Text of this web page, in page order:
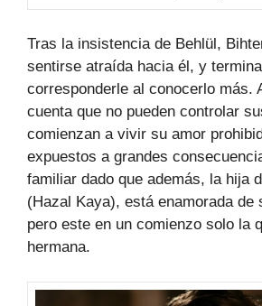
Tras la insistencia de Behlül,
sentirse atraída hacia él, y
corresponderle al conocerlo más.
cuenta que no pueden controlar
comienzan a vivir su amor
expuestos a grandes
familiar dado que además, la hija
(Hazal Kaya), está enamorada de
pero este en un comienzo solo la
hermana.